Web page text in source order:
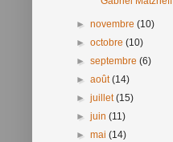
►novembre(10)
►octobre(10)
►septembre(6)
►août(14)
►juillet(15)
►juin(11)
►mai(14)